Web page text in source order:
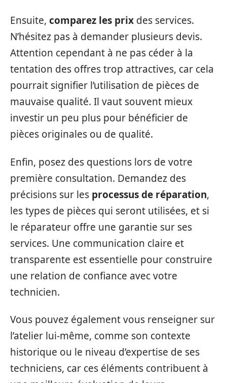
Ensuite, comparez les prix des services.
N’hésitez pas à demander plusieurs devis.
Attention cependant à ne pas céder à la
tentation des offres trop attractives, car cela
pourrait signifier l’utilisation de pièces de
mauvaise qualité. Il vaut souvent mieux
investir un peu plus pour bénéficier de
pièces originales ou de qualité.
Enfin, posez des questions lors de votre
première consultation. Demandez des
précisions sur les processus de réparation,
les types de pièces qui seront utilisées, et si
le réparateur offre une garantie sur ses
services. Une communication claire et
transparente est essentielle pour construire
une relation de confiance avec votre
technicien.
Vous pouvez également vous renseigner sur
l’atelier lui-même, comme son contexte
historique ou le niveau d’expertise de ses
techniciens, car ces éléments contribuent à